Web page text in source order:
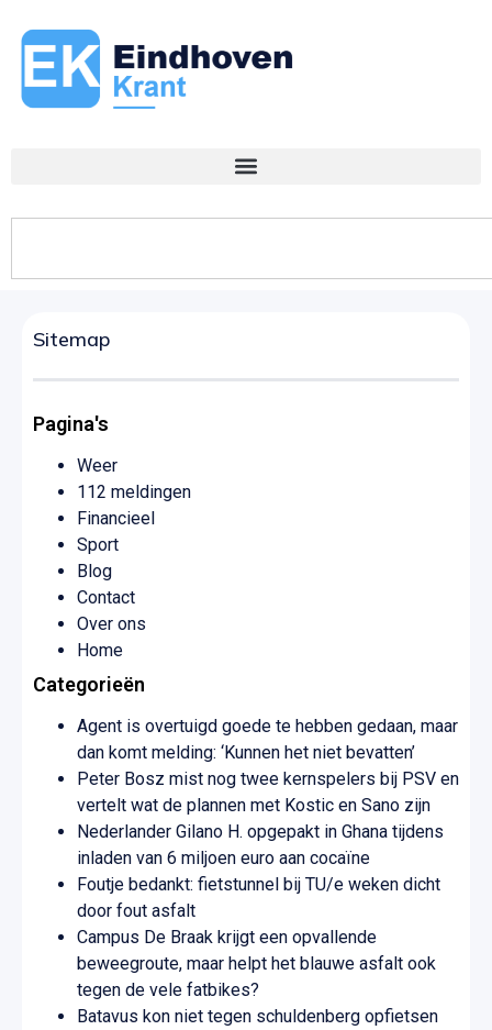
Sitemap
Pagina's
Weer
112 meldingen
Financieel
Sport
Blog
Contact
Over ons
Home
Categorieën
Agent is overtuigd goede te hebben gedaan, maar
dan komt melding: ‘Kunnen het niet bevatten’
Peter Bosz mist nog twee kernspelers bij PSV en
vertelt wat de plannen met Kostic en Sano zijn
Nederlander Gilano H. opgepakt in Ghana tijdens
inladen van 6 miljoen euro aan cocaïne
Foutje bedankt: fietstunnel bij TU/e weken dicht
door fout asfalt
Campus De Braak krijgt een opvallende
beweegroute, maar helpt het blauwe asfalt ook
tegen de vele fatbikes?
Batavus kon niet tegen schuldenberg opfietsen